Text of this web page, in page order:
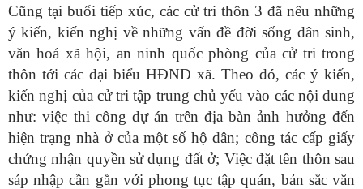
Cũng tại buổi tiếp xúc, các cử tri thôn 3 đã nêu những
ý kiến, kiến nghị về những vấn đề đời sống dân sinh,
văn hoá xã hội, an ninh quốc phòng của cử tri trong
thôn tới các đại biểu HĐND xã. Theo đó, các ý kiến,
kiến nghị của cử tri tập trung chủ yếu vào các nội dung
như: việc thi công dự án trên địa bàn ảnh hưởng đến
hiện trạng nhà ở của một số hộ dân; công tác cấp giấy
chứng nhận quyền sử dụng đất ở; Việc đặt tên thôn sau
sáp nhập cần gắn với phong tục tập quán, bản sắc văn